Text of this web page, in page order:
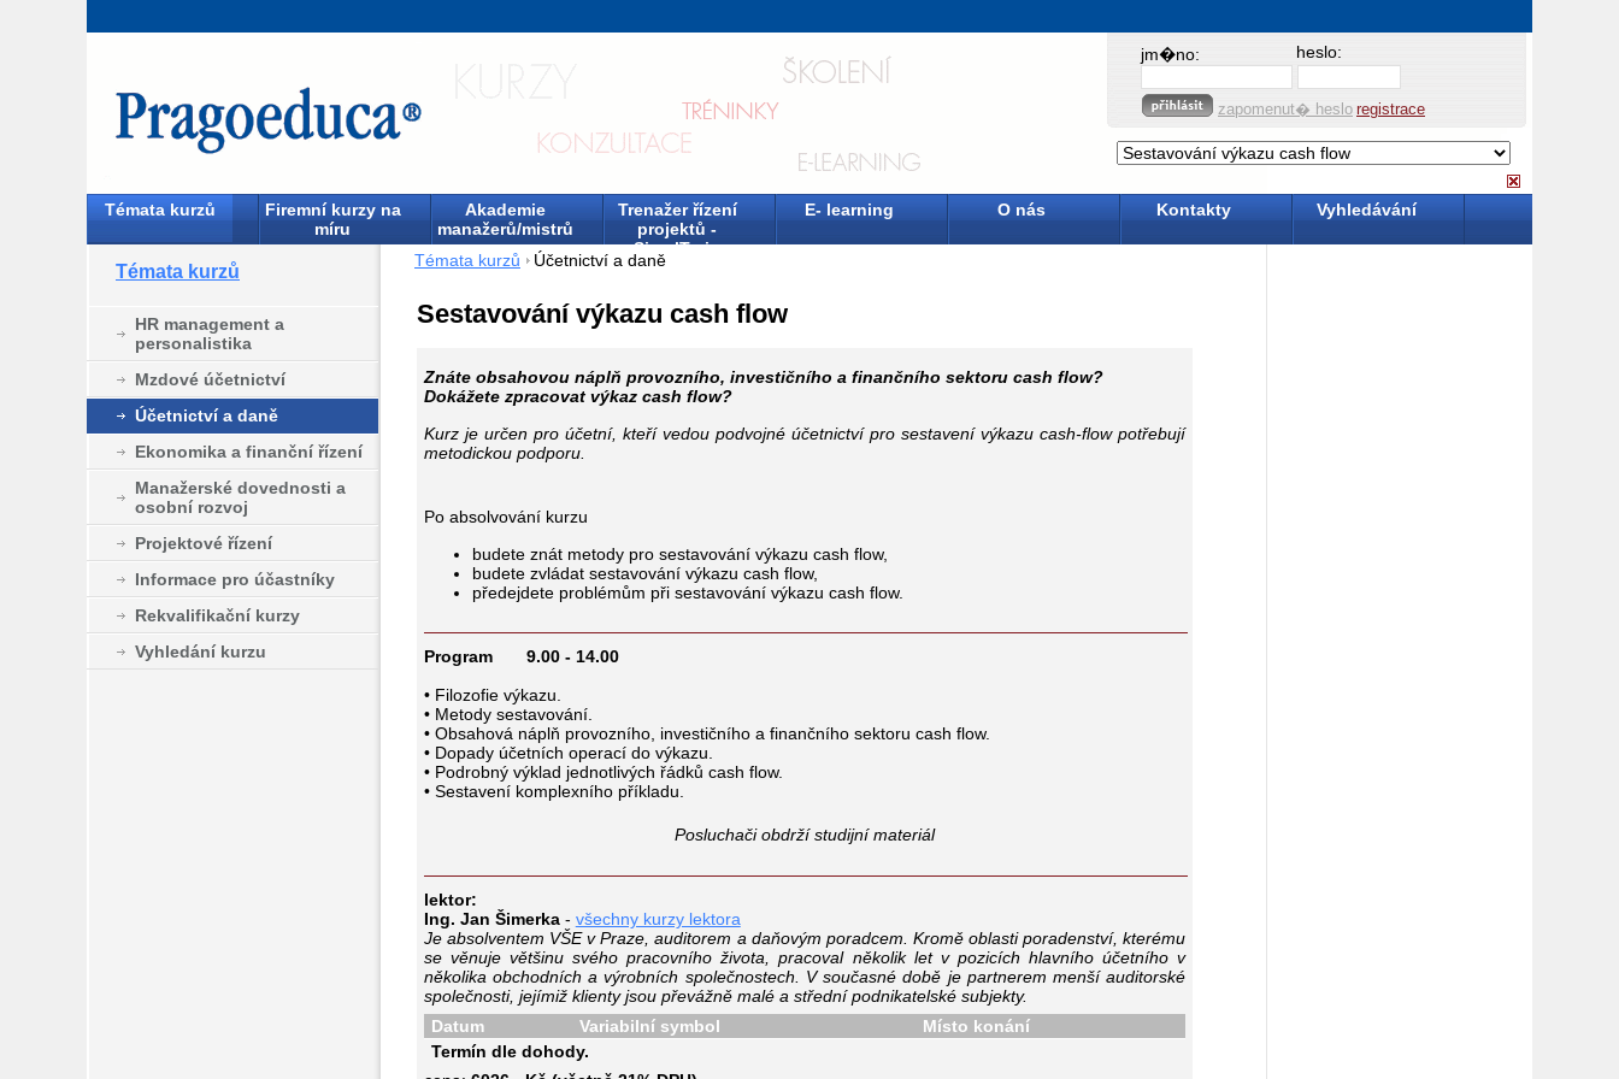
jm�no: heslo:
zapomenut� heslo registrace
Témata kurzů
Firemní kurzy na
míru
Akademie
manažerů/mistrů
Trenažer řízení
projektů -
SimulTrain
E- learning O nás Kontakty Vyhledávání
Témata kurzů
HR management a
personalistika
Mzdové účetnictví
Účetnictví a daně
Ekonomika a finanční řízení
Manažerské dovednosti a
osobní rozvoj
Projektové řízení
Informace pro účastníky
Rekvalifikační kurzy
Vyhledání kurzu
Témata kurzů Účetnictví a daně
Sestavování výkazu cash flow
Znáte obsahovou náplň provozního, investičního a finančního sektoru cash flow?
Dokážete zpracovat výkaz cash flow?
Kurz je určen pro účetní, kteří vedou podvojné účetnictví pro sestavení výkazu cash-flow potřebují
metodickou podporu.
Po absolvování kurzu
budete znát metody pro sestavování výkazu cash flow,
budete zvládat sestavování výkazu cash flow,
předejdete problémům při sestavování výkazu cash flow.
Program 9.00 - 14.00
• Filozofie výkazu.
• Metody sestavování.
• Obsahová náplň provozního, investičního a finančního sektoru cash flow.
• Dopady účetních operací do výkazu.
• Podrobný výklad jednotlivých řádků cash flow.
• Sestavení komplexního příkladu.
Posluchači obdrží studijní materiál
lektor:
Ing. Jan Šimerka - všechny kurzy lektora
Je absolventem VŠE v Praze, auditorem a daňovým poradcem. Kromě oblasti poradenství, kterému
se věnuje většinu svého pracovního života, pracoval několik let v pozicích hlavního účetního v
několika obchodních a výrobních společnostech. V současné době je partnerem menší auditorské
společnosti, jejímiž klienty jsou převážně malé a střední podnikatelské subjekty.
Datum
Variabilní symbol
Místo konání
Termín dle dohody.